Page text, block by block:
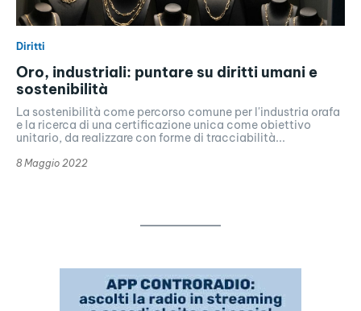
Diritti
Oro, industriali: puntare su diritti umani e
sostenibilità
La sostenibilità come percorso comune per l'industria orafa
e la ricerca di una certificazione unica come obiettivo
unitario, da realizzare con forme di tracciabilità...
8 Maggio 2022